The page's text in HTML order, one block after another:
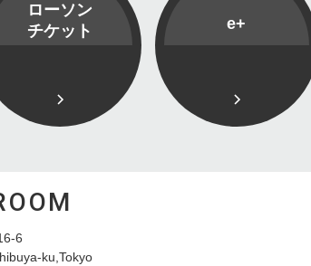
ローソン
チケット
e+
6
ku,Tokyo